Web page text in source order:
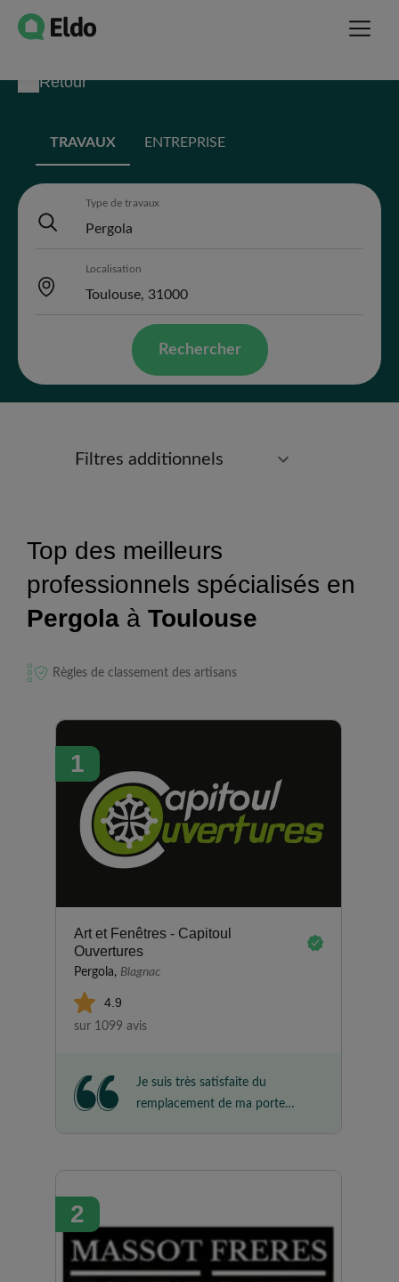
Retour
TRAVAUX ENTREPRISE
Type de travaux
Localisation
Rechercher
Filtres additionnels
Top des meilleurs
professionnels spécialisés en
Pergola à Toulouse
Règles de classement des artisans
1
Art et Fenêtres - Capitoul
Ouvertures
Pergola, Blagnac
4.9
sur 1099 avis
Je suis très satisfaite du
remplacement de ma porte
2